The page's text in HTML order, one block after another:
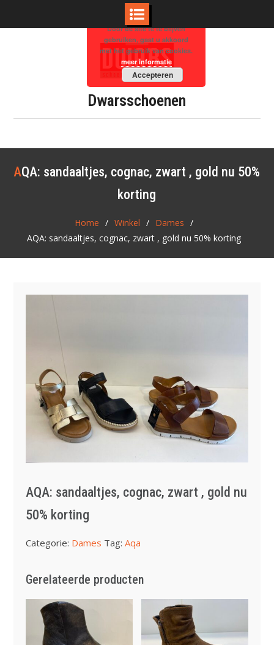
Dwarsschoenen
AQA: sandaaltjes, cognac, zwart , gold nu 50%
korting
Home Winkel
Dames
AQA: sandaaltjes, cognac, zwart , gold nu 50% korting
AQA: sandaaltjes, cognac, zwart , gold nu
50% korting
Categorie: Dames Tag: Aqa
Gerelateerde producten
Door de site te te blijven
gebruiken, gaat u akkoord
met het gebruik van cookies.
meer informatie
Accepteren